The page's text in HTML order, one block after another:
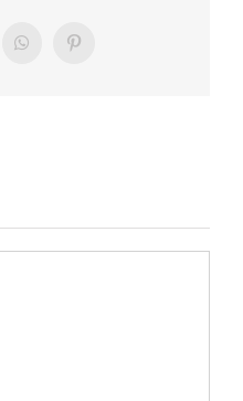
WhatsAppPinterest